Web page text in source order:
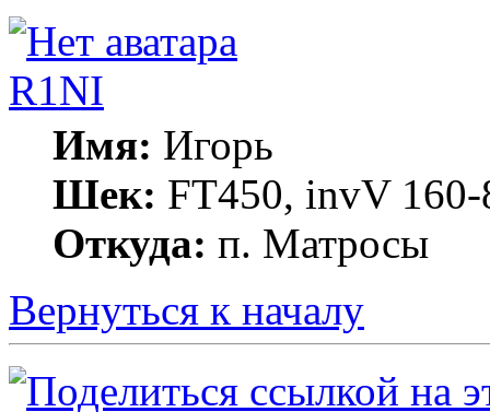
R1NI
Имя: Игорь
Шек: FT450, invV
Откуда: п. Матросы
Вернуться к началу